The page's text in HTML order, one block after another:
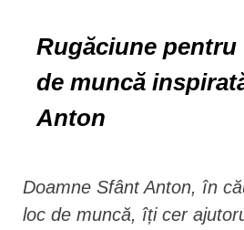
Rugăciune
de muncă
Anton
Doamne Sfânt Anton, în
loc de muncă, îți cer